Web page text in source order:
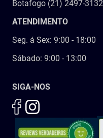
Botafogo (21) 2497-3132
ATENDIMENTO
Seg. á Sex: 9:00 - 18:00
Sábado: 9:00 - 13:00
SIGA-NOS